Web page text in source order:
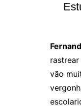
vão